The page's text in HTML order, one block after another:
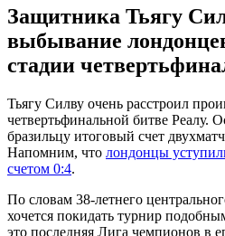
Защитника Тьягу
выбывание
стадии
Тьягу Силву очень расстроил
четвертьфинальной битве Реалу.
бразильцу итоговый счет
Напомним, что лондонцы
счетом 0:4.
По словам 38-летнего
хочется покидать турнир
это последняя Лига чемпионов в